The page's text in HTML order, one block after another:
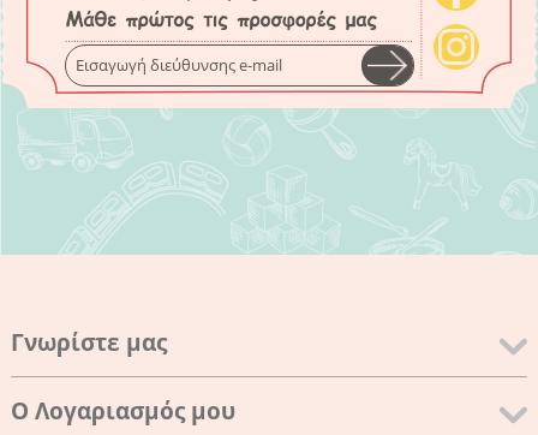
Γνωρίστε μας
Ο Λογαριασμός μου